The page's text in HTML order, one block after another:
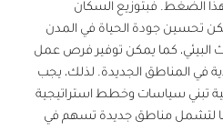
فبتوزيع السكان
جودة الحياة في المدن
كما يمكن توفير فرص عمل
المناطق الجديدة. لذلك، يجب
سياسات وخطط استراتيجية
مناطق جديدة تسهم في